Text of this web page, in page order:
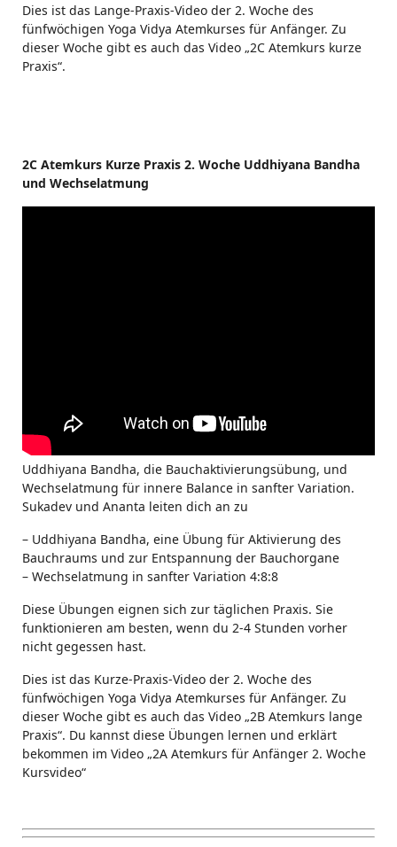
Dies ist das Lange-Praxis-Video der 2. Woche des
fünfwöchigen Yoga Vidya Atemkurses für Anfänger. Zu
dieser Woche gibt es auch das Video „2C Atemkurs kurze
Praxis“.
2C Atemkurs Kurze Praxis 2. Woche Uddhiyana Bandha
und Wechselatmung
Uddhiyana Bandha, die Bauchaktivierungsübung, und
Wechselatmung für innere Balance in sanfter Variation.
Sukadev und Ananta leiten dich an zu
– Uddhiyana Bandha, eine Übung für Aktivierung des
Bauchraums und zur Entspannung der Bauchorgane
– Wechselatmung in sanfter Variation 4:8:8
Diese Übungen eignen sich zur täglichen Praxis. Sie
funktionieren am besten, wenn du 2-4 Stunden vorher
nicht gegessen hast.
Dies ist das Kurze-Praxis-Video der 2. Woche des
fünfwöchigen Yoga Vidya Atemkurses für Anfänger. Zu
dieser Woche gibt es auch das Video „2B Atemkurs lange
Praxis“. Du kannst diese Übungen lernen und erklärt
bekommen im Video „2A Atemkurs für Anfänger 2. Woche
Kursvideo“